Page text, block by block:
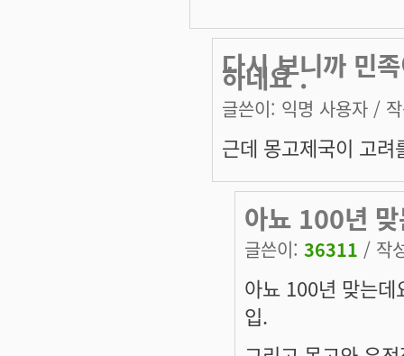
다시 보니까 민
하네요 .
글쓴이: 익명 사용자 /
근데 몽고제국이 고
아뇨 100년
글쓴이: 36311 / 작
아뇨 100년 맞는
입.